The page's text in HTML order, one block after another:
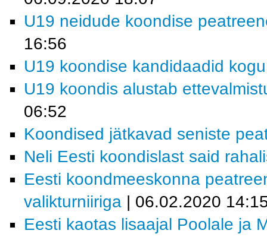
U19 neidude koondise
16:56
U19 koondise kandidaadid
U19 koondis alustab
06:52
Koondised jätkavad seniste
Neli Eesti koondislast said
Eesti koondmeeskonna
valikturniiriga | 06.02.2020
Eesti kaotas lisaajal Poolale ja